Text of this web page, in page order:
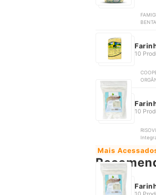
10
10
Mais